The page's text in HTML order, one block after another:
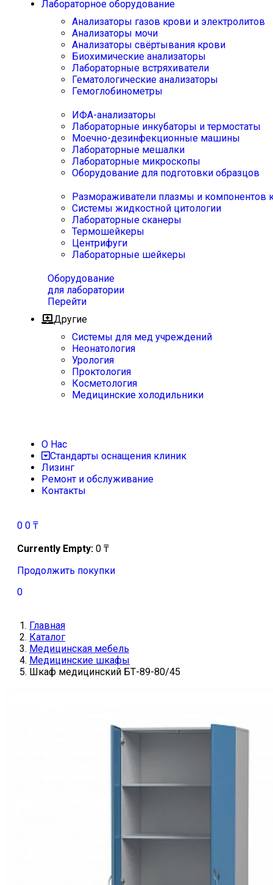
Лабораторное оборудование
Анализаторы газов крови и электролитов
Анализаторы мочи
Анализаторы свёртывания крови
Биохимические анализаторы
Лабораторные встряхиватели
Гематологические анализаторы
Гемоглобинометры
ИФА-анализаторы
Лабораторные инкубаторы и термостаты
Моечно-дезинфекционные машины
Лабораторные мешалки
Лабораторные микроскопы
Оборудование для подготовки образцов
Размораживатели плазмы и компонентов
Системы жидкостной цитологии
Лабораторные сканеры
Термошейкеры
Центрифуги
Лабораторные шейкеры
Оборудование
для лаборатории
Перейти
Другие
Системы для мед учреждений
Неонатология
Урология
Проктология
Косметология
Медицинские холодильники
О Нас
Стандарты оснащения клиник
Лизинг
Ремонт и обслуживание
Контакты
0 0 ₸
Currently Empty: 0 ₸
Продолжить покупки
0
Главная
Каталог
Медицинская мебель
Медицинские шкафы
Шкаф медицинский БТ-89-80/45